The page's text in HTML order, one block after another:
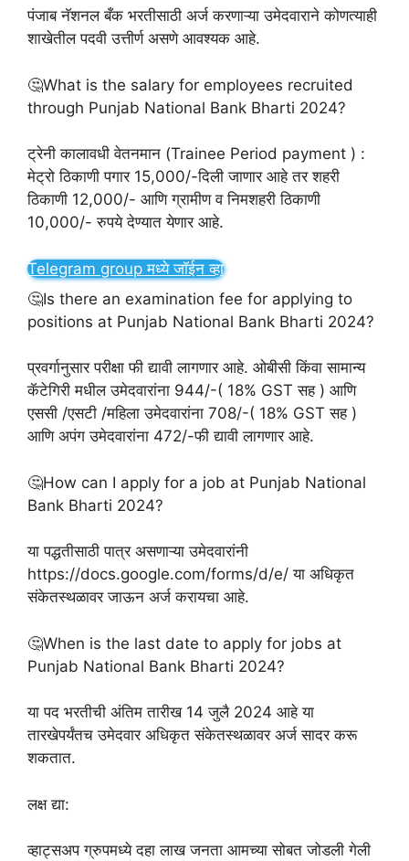
पंजाब नॅशनल बँक भरतीसाठी अर्ज करणाऱ्या उमेदवाराने कोणत्याही
शाखेतील पदवी उत्तीर्ण असणे आवश्यक आहे.
🤔What is the salary for employees recruited
through Punjab National Bank Bharti 2024?
ट्रेनी कालावधी वेतनमान (Trainee Period payment ) :
मेट्रो ठिकाणी पगार 15,000/-दिली जाणार आहे तर शहरी
ठिकाणी 12,000/- आणि ग्रामीण व निमशहरी ठिकाणी
10,000/- रुपये देण्यात येणार आहे.
Telegram group मध्ये जॉईन व्हा
🤔Is there an examination fee for applying to
positions at Punjab National Bank Bharti 2024?
प्रवर्गानुसार परीक्षा फी द्यावी लागणार आहे. ओबीसी किंवा सामान्य
कॅटेगिरी मधील उमेदवारांना 944/-( 18% GST सह ) आणि
एससी /एसटी /महिला उमेदवारांना 708/-( 18% GST सह )
आणि अपंग उमेदवारांना 472/-फी द्यावी लागणार आहे.
🤔How can I apply for a job at Punjab National
Bank Bharti 2024?
या पद्धतीसाठी पात्र असणाऱ्या उमेदवारांनी
https://docs.google.com/forms/d/e/ या अधिकृत
संकेतस्थळावर जाऊन अर्ज करायचा आहे.
🤔When is the last date to apply for jobs at
Punjab National Bank Bharti 2024?
या पद भरतीची अंतिम तारीख 14 जुलै 2024 आहे या
तारखेपर्यंतच उमेदवार अधिकृत संकेतस्थळावर अर्ज सादर करू
शकतात.
लक्ष द्या:
व्हाट्सअप ग्रुपमध्ये दहा लाख जनता आमच्या सोबत जोडली गेली